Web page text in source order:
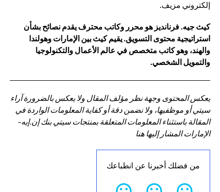
إلكتروني مزيف.
كيث جيه. فرنانديز هو محرر وكاتب محترف يقدم نصائح بشأن
استراتيجية محتوى التسويق. يقيم كيث بين الإمارات وهولندا
والهند، وهو كاتب متخصص في عالم الأعمال والتكنولوجيا
والتمويل الشخصي.
يعكس المحتوى وجهة نظر مؤلف المقال ولا يعكس بالضرورة آراء
سيتي أو موظفيها، ولا نضمن دقة أو كفاية المعلومات الواردة في
المقالة باستثناء المعلومات المتعلقة بمنتجات سيتي بنك إن.إيه-
الإمارات المشار إليها هنا
من فضلك أخبرنا عن انطباعك